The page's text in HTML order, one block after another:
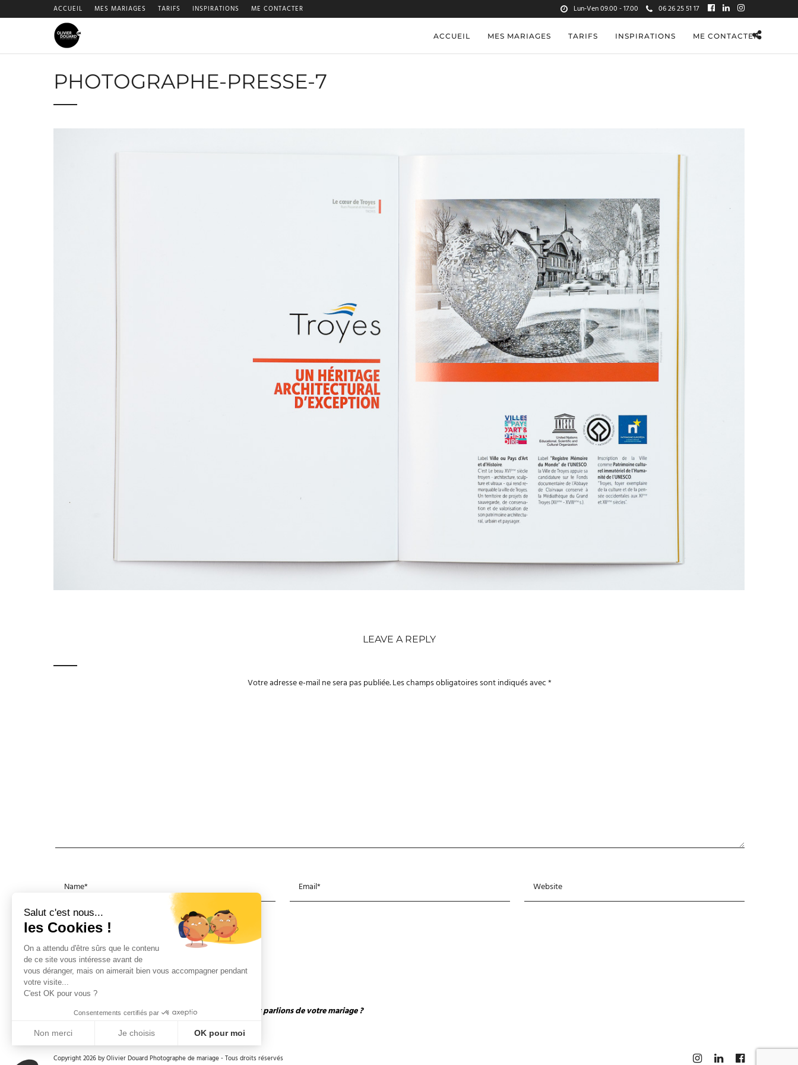
Salut c'est nous...
les Cookies !
On a attendu d'être sûrs que le contenu
de ce site vous intéresse avant de
vous déranger, mais on aimerait bien vous accompagner pendant
votre visite...
C'est OK pour vous ?
Consentements certifiés par
Non merci Je choisis
OK pour moi
Lun-Ven 09.00 - 17.00 06 26 25 51 17
ACCUEIL MES MARIAGES TARIFS INSPIRATIONS ME CONTACTER
ACCUEIL MES MARIAGES TARIFS INSPIRATIONS ME CONTACTER
PHOTOGRAPHE-PRESSE-7
LEAVE A REPLY
Votre adresse e-mail ne sera pas publiée.Les champs obligatoires sont indiqués avec*
Contact Mentions légales & Politique
Et si nous parlions de votre mariage ?
Copyright 2026 by Olivier Douard Photographe de mariage - Tous droits réservés